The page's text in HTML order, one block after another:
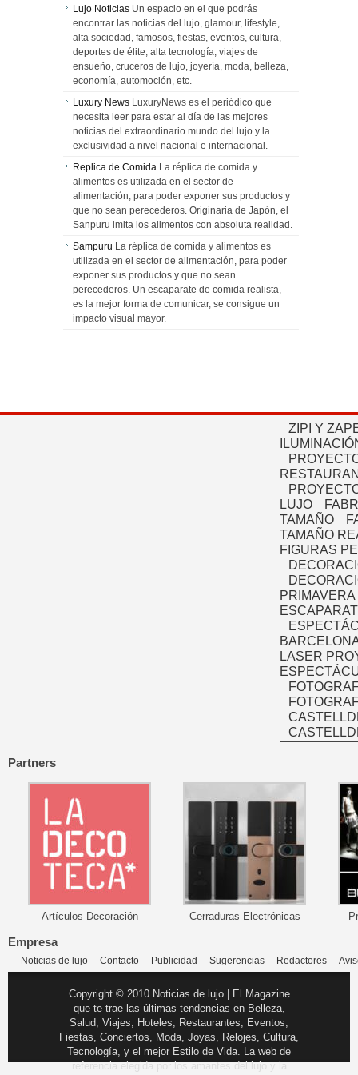
Lujo Noticias Un espacio en el que podrás
encontrar las noticias del lujo, glamour, lifestyle,
alta sociedad, famosos, fiestas, eventos, cultura,
deportes de élite, alta tecnología, viajes de
ensueño, cruceros de lujo, joyería, moda, belleza,
economía, automoción, etc.
Luxury News LuxuryNews es el periódico que
necesita leer para estar al día de las mejores
noticias del extraordinario mundo del lujo y la
exclusividad a nivel nacional e internacional.
Replica de Comida La réplica de comida y
alimentos es utilizada en el sector de
alimentación, para poder exponer sus productos y
que no sean perecederos. Originaria de Japón, el
Sanpuru imita los alimentos con absoluta realidad.
Sampuru La réplica de comida y alimentos es
utilizada en el sector de alimentación, para poder
exponer sus productos y que no sean
perecederos. Un escaparate de comida realista,
es la mejor forma de comunicar, se consigue un
impacto visual mayor.
ZIPI Y
LUJO
TAMAÑO
TAMAÑO
FIGURAS
PRIMAVERA
LASER
Partners
Artículos Decoración Cerraduras Electrónicas
Empresa
Noticias de lujo Contacto Publicidad Sugerencias Redactores
Copyright © 2010 Noticias de lujo | El Magazine
que te trae las últimas tendencias en Belleza,
Salud, Viajes, Hoteles, Restaurantes, Eventos,
Fiestas, Conciertos, Moda, Joyas, Relojes, Cultura,
Tecnología, y el mejor Estilo de Vida. La web de
referencia elegida por los amantes del lujo y la